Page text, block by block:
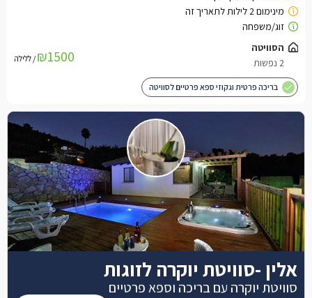
₪1500 / ללילה
בריכה פרטית וגקוזי ספא פרטיים לסוויטה
אלין -סוויטת יוקרה לזוגות
סוויטת יוקרה עם בריכה וספא פרטיים